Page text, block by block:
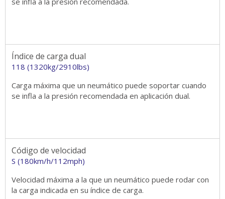
Índice de carga dual
118 (1320kg/2910lbs)
Carga máxima que un neumático puede soportar cuando
se infla a la presión recomendada en aplicación dual.
Código de velocidad
S (180km/h/112mph)
Velocidad máxima a la que un neumático puede rodar con
la carga indicada en su índice de carga.